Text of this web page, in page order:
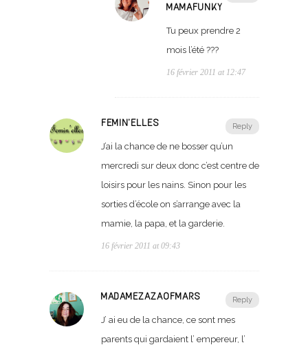
MAMAFUNKY
Tu peux prendre 2
mois l’été ???
16 février 2011 at 12:47
Reply
FEMIN'ELLES
J’ai la chance de ne bosser qu’un
mercredi sur deux donc c’est centre de
loisirs pour les nains. Sinon pour les
sorties d’école on s’arrange avec la
mamie, la papa, et la garderie.
16 février 2011 at 09:43
Reply
MADAMEZAZAOFMARS
J’ ai eu de la chance, ce sont mes
parents qui gardaient l’ empereur, l’